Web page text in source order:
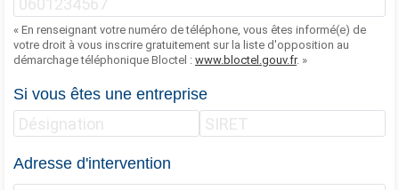
« En renseignant votre numéro de téléphone, vous êtes informé(e) de
votre droit à vous inscrire gratuitement sur la liste d'opposition au
démarchage téléphonique Bloctel : www.bloctel.gouv.fr. »
Si vous êtes une entreprise
Adresse d'intervention